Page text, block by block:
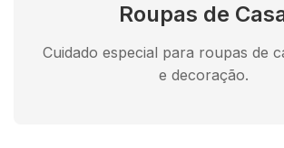
Roupas de
Cuidado especial para roupas de
e decoração.